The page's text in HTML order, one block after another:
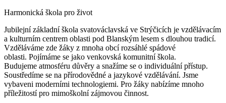
Harmonická škola pro život
Jubilejní základní škola svatováclavská ve Strýčicích je vzdělávacím
a kulturním centrem oblasti pod Blanským lesem s dlouhou tradicí.
Vzděláváme zde žáky z mnoha obcí rozsáhlé spádové
oblasti. Pojímáme se jako venkovská komunitní škola.
Budujeme atmosféru důvěry a snažíme se o individuální přístup.
Soustředíme se na přírodovědné a jazykové vzdělávání. Jsme
vybaveni moderními technologiemi. Pro žáky nabízíme mnoho
příležitostí pro mimoškolní zájmovou činnost.